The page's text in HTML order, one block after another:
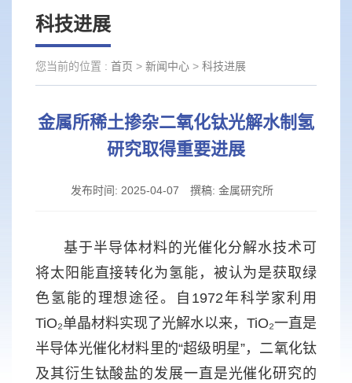
科技进展
您当前的位置 : 首页 > 新闻中心 > 科技进展
金属所稀土掺杂二氧化钛光解水制氢
研究取得重要进展
发布时间: 2025-04-07 撰稿: 金属研究所
基于半导体材料的光催化分解水技术可
将太阳能直接转化为氢能，被认为是获取绿
色氢能的理想途径。自1972年科学家利用
TiO₂单晶材料实现了光解水以来，TiO₂一直是
半导体光催化材料里的“超级明星”，二氧化钛
及其衍生钛酸盐的发展一直是光催化研究的